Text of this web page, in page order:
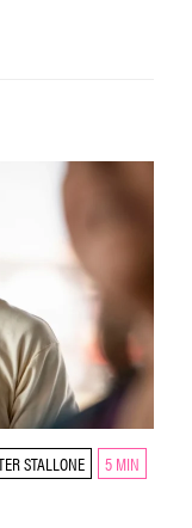
STALLONE 5 MIN